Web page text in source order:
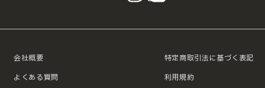
会社概要
よくある質問
特定商取引法に基づく表記
利用規約